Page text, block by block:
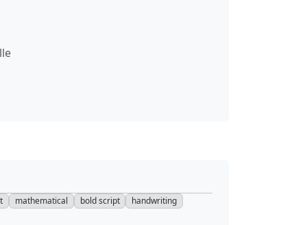
mathematical bold script handwriting